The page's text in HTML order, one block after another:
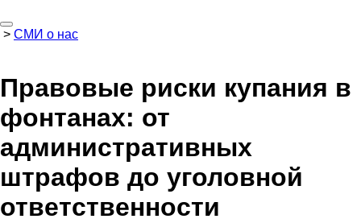
> СМИ о нас
Правовые риски купания в
фонтанах: от
административных
штрафов до уголовной
ответственности